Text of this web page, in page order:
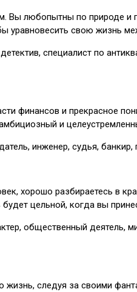
любопытны по природе и
уравновесить свою жизнь
специалист по
финансов и прекрасное
и
инженер, судья, банкир,
хорошо разбираетесь в
цельной, когда вы
общественный деятель,
следуя за своими